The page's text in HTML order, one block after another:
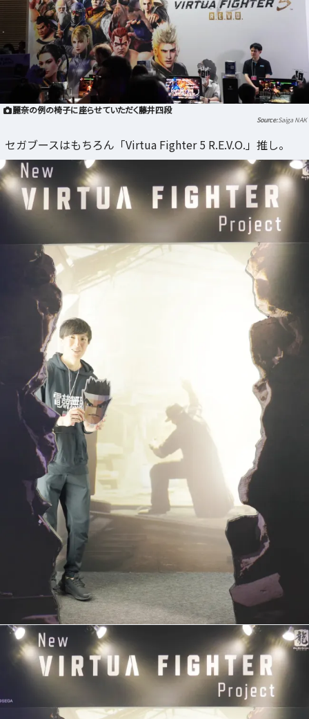
麗奈の例の椅子に座らせていただく藤井四段
Saiga NAK
セガブースはもちろん「Virtua Fighter 5 R.E.V.O.」推し。